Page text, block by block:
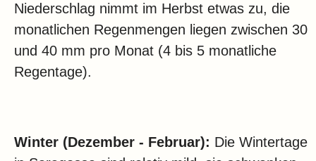
Niederschlag nimmt im Herbst etwas zu, die
monatlichen Regenmengen liegen zwischen 30
und 40 mm pro Monat (4 bis 5 monatliche
Regentage).
Winter (Dezember - Februar): Die Wintertage